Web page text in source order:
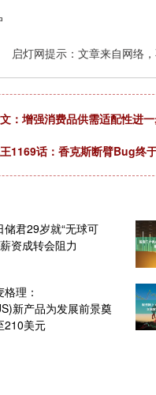
启灯网提示：文章来自网络，
：增强消费品供需适配性进
1169话：香克斯断臂Bug终
君29岁就“无球可
资成转会阻力
理：
新产品为发展前景奠
210美元